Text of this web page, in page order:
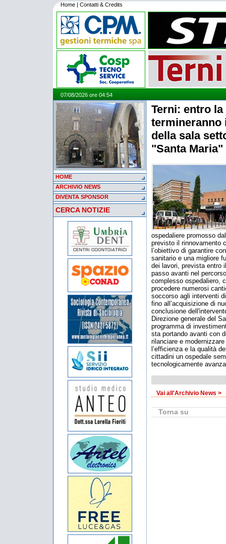
Home | Contatti & Credits
07/08/2026 ore 04:54
HOME
ARCHIVIO NEWS
DIVENTA SPONSOR
CERCA NOTIZIE
Terni: entro
termineranno
della sala
"Santa Maria"
ospedaliere promosso
previsto il rinnovamento
l’obiettivo di garantire
sanitario e una migliore
dei lavori, prevista entro
passo avanti nel
complesso ospedaliero,
procedere numerosi
soccorso agli interventi
fino all’acquisizione di
conclusione
Direzione generale del
programma di
sta portando avanti con
rilanciare e
l’efficienza e la qualità
cittadini un ospedale
tecnologicamente
Vai all'Archivio News >
Torna su